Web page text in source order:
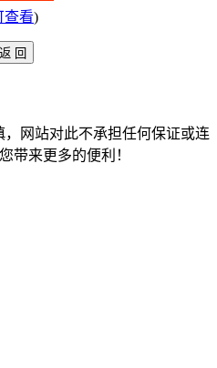
查看)
网站对此不承担任何保证或连
带来更多的便利！